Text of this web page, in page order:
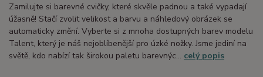
Zamilujte si barevné cvičky, které skvěle padnou a také vypadají
úžasně! Stačí zvolit velikost a barvu a náhledový obrázek se
automaticky změní. Vyberte si z mnoha dostupných barev modelu
Talent, který je náš nejoblíbenější pro úzké nožky. Jsme jediní na
světě, kdo nabízí tak širokou paletu barevnýc... celý popis